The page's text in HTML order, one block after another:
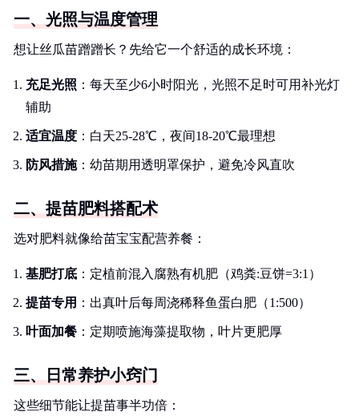
一、光照与温度管理
想让丝瓜苗蹭蹭长？先给它一个舒适的成长环境：
充足光照 ：每天至少6小时阳光，光照不足时可用补光灯
辅助
适宜温度 ：白天25-28℃，夜间18-20℃最理想
防风措施：幼苗期用透明罩保护，避免冷风直吹
二、提苗肥料搭配术
选对肥料就像给苗宝宝配营养餐：
基肥打底 ：定植前混入腐熟有机肥（鸡粪:豆饼=3:1）
提苗专用 ：出真叶后每周浇稀释鱼蛋白肥（1:500）
叶面加餐 ：定期喷施海藻提取物，叶片更肥厚
三、日常养护小窍门
这些细节能让提苗事半功倍：